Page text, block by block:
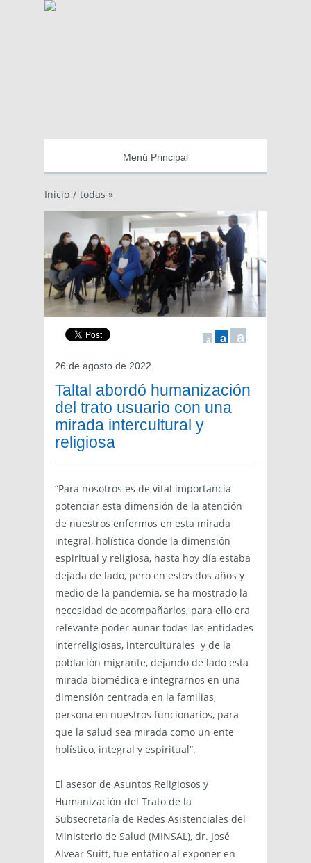
Menú Principal
Inicio / todas »
a a a
26 de agosto de 2022
Taltal abordó humanización
del trato usuario con una
mirada intercultural y
religiosa
“Para nosotros es de vital importancia
potenciar esta dimensión de la atención
de nuestros enfermos en esta mirada
integral, holística donde la dimensión
espiritual y religiosa, hasta hoy día estaba
dejada de lado, pero en estos dos años y
medio de la pandemia, se ha mostrado la
necesidad de acompañarlos, para ello era
relevante poder aunar todas las entidades
interreligiosas, interculturales y de la
población migrante, dejando de lado esta
mirada biomédica e integrarnos en una
dimensión centrada en la familias,
persona en nuestros funcionarios, para
que la salud sea mirada como un ente
holístico, integral y espiritual”.
El asesor de Asuntos Religiosos y
Humanización del Trato de la
Subsecretaría de Redes Asistenciales del
Ministerio de Salud (MINSAL), dr. José
Alvear Suitt, fue enfático al exponer en